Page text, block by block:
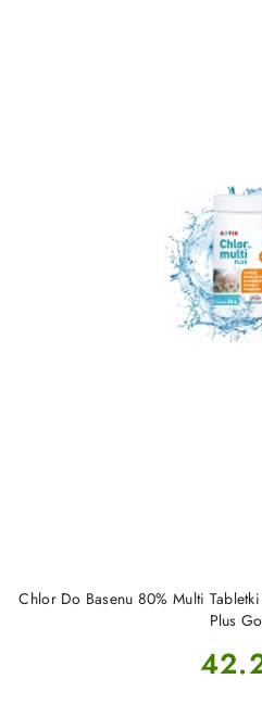
Chlor Do Basenu 80% Multi
Plus
Cena: